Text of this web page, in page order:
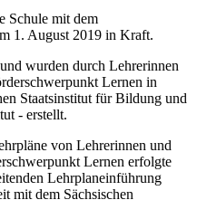
Schule mit dem
1. August 2019 in Kraft.
wurden durch Lehrerinnen
Lernen in
Staatsinstitut für Bildung und
- erstellt.
von Lehrerinnen und
Lernen erfolgte
Lehrplaneinführung
mit dem Sächsischen